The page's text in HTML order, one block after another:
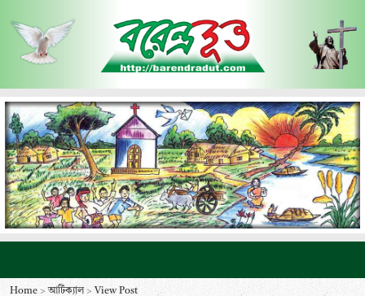
Home > আর্টিক্যাল >View Post